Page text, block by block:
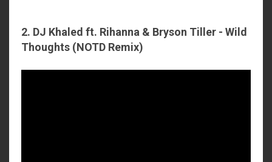
2. DJ Khaled ft. Rihanna & Bryson Tiller - Wild
Thoughts (NOTD Remix)